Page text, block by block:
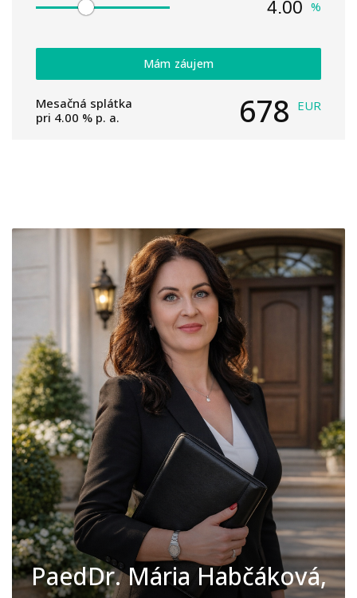
%
Mám záujem
Mesačná splátka
pri 4.00 % p. a. 678 EUR
PaedDr. Mária Habčáková,